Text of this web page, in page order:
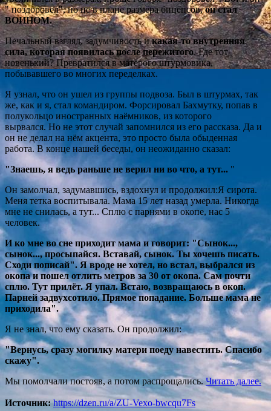
" поздоровел", но не в плане размера бицепсов,он стал
ВОИНОМ.
Печальный взгляд, задумчивость икакая-то внутренняя
сила, которая появилась после пережитого. Где тот
новенький? Превратился в матëрого штурмовика,
побывавшего во многих переделках.
Я узнал, что он ушел из группы подвоза. Был в штурмах, так
же, как и я, стал командиром. Форсировал Бахмутку, попав в
полукольцо иностранных наëмников, из которого
вырвался. Но не этот случай запомнился из его рассказа. Да и
он не делал на нëм акцента, это просто была обыденная
работа. В конце нашей беседы, он неожиданно сказал:
"Знаешь, я ведь раньше не верил ни во что, а тут... "
Он замолчал, задумавшись, вздохнул и продолжил:Я сирота.
Меня тетка воспитывала. Мама 15 лет назад умерла. Никогда
мне не снилась, а тут... Сплю с парнями в окопе, нас 5
человек.
И ко мне во сне приходит мама и говорит: "Сынок...,
сынок..., просыпайся. Вставай, сынок. Ты хочешь писать.
Сходи пописай".Я вроде не хотел, но встал, выбрался из
окопа и пошел отлить метров за 30 от окопа.Сам почти
сплю. Тут прилëт. Я упал. Встаю, возвращаюсь в окоп.
Парней задвухсотило. Прямое попадание. Больше мама не
приходила".
Я не знал, что ему сказать. Он продолжил:
"Вернусь, сразу могилку материпоеду навестить. Спасибо
скажу".
Мы помолчали постояв, а потом распрощались.Читать далее.
Источник: https://dzen.ru/a/ZU-Vexo-bwcqu7Fs